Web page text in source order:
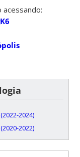
acessando:
2024)
2022)